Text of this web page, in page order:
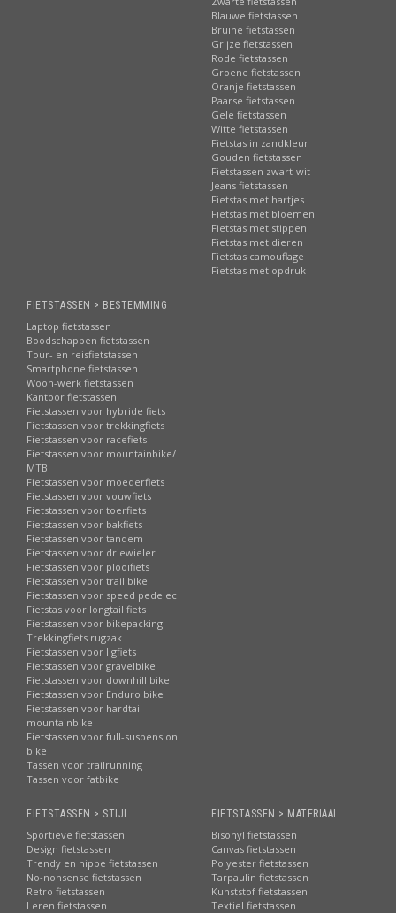
Blauwe fietstassen
Bruine fietstassen
Grijze fietstassen
Rode fietstassen
Groene fietstassen
Oranje fietstassen
Paarse fietstassen
Gele fietstassen
Witte fietstassen
Fietstas in zandkleur
Gouden fietstassen
Fietstassen zwart-wit
Jeans fietstassen
Fietstas met hartjes
Fietstas met bloemen
Fietstas met stippen
Fietstas met dieren
Fietstas camouflage
Fietstas met opdruk
FIETSTASSEN > BESTEMMING
Laptop fietstassen
Boodschappen fietstassen
Tour- en reisfietstassen
Smartphone fietstassen
Woon-werk fietstassen
Kantoor fietstassen
Fietstassen voor hybride fiets
Fietstassen voor trekkingfiets
Fietstassen voor racefiets
Fietstassen voor mountainbike/
MTB
Fietstassen voor moederfiets
Fietstassen voor vouwfiets
Fietstassen voor toerfiets
Fietstassen voor bakfiets
Fietstassen voor tandem
Fietstassen voor driewieler
Fietstassen voor plooifiets
Fietstassen voor trail bike
Fietstassen voor speed pedelec
Fietstas voor longtail fiets
Fietstassen voor bikepacking
Trekkingfiets rugzak
Fietstassen voor ligfiets
Fietstassen voor gravelbike
Fietstassen voor downhill bike
Fietstassen voor Enduro bike
Fietstassen voor hardtail
mountainbike
Fietstassen voor full-suspension
bike
Tassen voor trailrunning
Tassen voor fatbike
FIETSTASSEN > STIJL
Sportieve fietstassen
Design fietstassen
Trendy en hippe fietstassen
No-nonsense fietstassen
Retro fietstassen
Leren fietstassen
FIETSTASSEN > MATERIAAL
Bisonyl fietstassen
Canvas fietstassen
Polyester fietstassen
Tarpaulin fietstassen
Kunststof fietstassen
Textiel fietstassen